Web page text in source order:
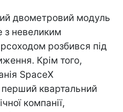
двометровий модуль
з невеликим
розбився під
Крім того,
SpaceX
квартальний
компанії,